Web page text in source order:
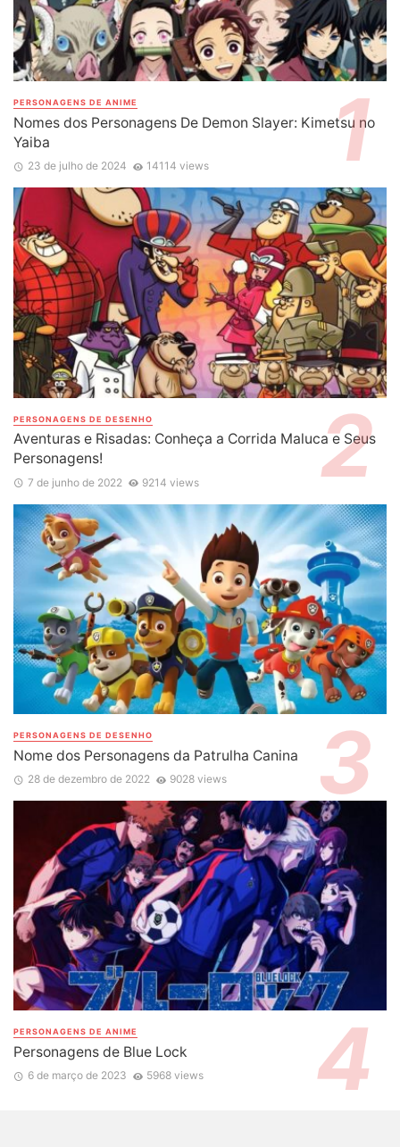
PERSONAGENS DE ANIME
Nomes dos Personagens De Demon Slayer: Kimetsu no
Yaiba
23 de julho de 2024 14114 views
PERSONAGENS DE DESENHO
Aventuras e Risadas: Conheça a Corrida Maluca e Seus
Personagens!
7 de junho de 2022 9214 views
PERSONAGENS DE DESENHO
Nome dos Personagens da Patrulha Canina
28 de dezembro de 2022 9028 views
PERSONAGENS DE ANIME
Personagens de Blue Lock
6 de março de 2023 5968 views